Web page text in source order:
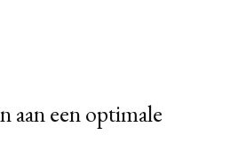
aan een optimale